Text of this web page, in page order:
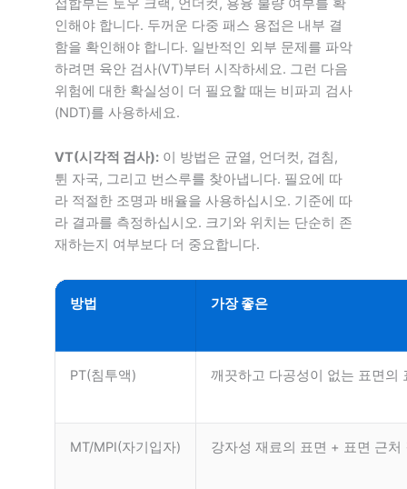
접합부는 토우 크랙, 언더컷, 용융 불량 여부를 확
인해야 합니다. 두꺼운 다중 패스 용접은 내부 결
함을 확인해야 합니다. 일반적인 외부 문제를 파악
하려면 육안 검사(VT)부터 시작하세요. 그런 다음
위험에 대한 확실성이 더 필요할 때는 비파괴 검사
(NDT)를 사용하세요.
VT(시각적 검사): 이 방법은 균열, 언더컷, 겹침,
튄 자국, 그리고 번스루를 찾아냅니다. 필요에 따
라 적절한 조명과 배율을 사용하십시오. 기준에 따
라 결과를 측정하십시오. 크기와 위치는 단순히 존
재하는지 여부보다 더 중요합니다.
방법 가장 좋은
PT(침투액) 깨끗하고 다공성이 없는 표면의
MT/MPI(자기입자) 강자성 재료의 표면 + 표면 근처